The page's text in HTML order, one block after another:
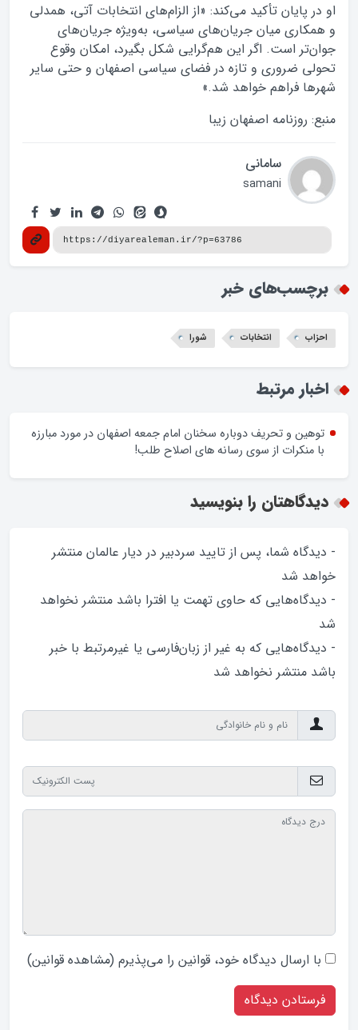
او در پایان تأکید می‌کند: «از الزام‌های انتخابات آتی، همدلی
و همکاری میان جریان‌های سیاسی، به‌ویژه جریان‌های
جوان‌تر است. اگر این هم‌گرایی شکل بگیرد، امکان وقوع
تحولی ضروری و تازه در فضای سیاسی اصفهان و حتی سایر
شهرها فراهم خواهد شد.»
منبع: روزنامه اصفهان زیبا
سامانی
samani
برچسب‌های خبر
احزاب انتخابات شورا
اخبار مرتبط
توهین و تحریف دوباره سخنان امام جمعه اصفهان در مورد مبارزه
با منکرات از سوی رسانه های اصلاح طلب!
دیدگاهتان را بنویسید
- دیدگاه شما، پس از تایید سردبیر در دیار عالمان منتشر
خواهد‌ شد
- دیدگاه‌هایی که حاوی تهمت یا افترا باشد منتشر نخواهد‌
شد
- دیدگاه‌هایی که به غیر از زبان‌فارسی یا غیرمرتبط با خبر
باشد منتشر نخواهد‌ شد
با ارسال دیدگاه‌ خود، قوانین را می‌پذیرم (مشاهده قوانین)